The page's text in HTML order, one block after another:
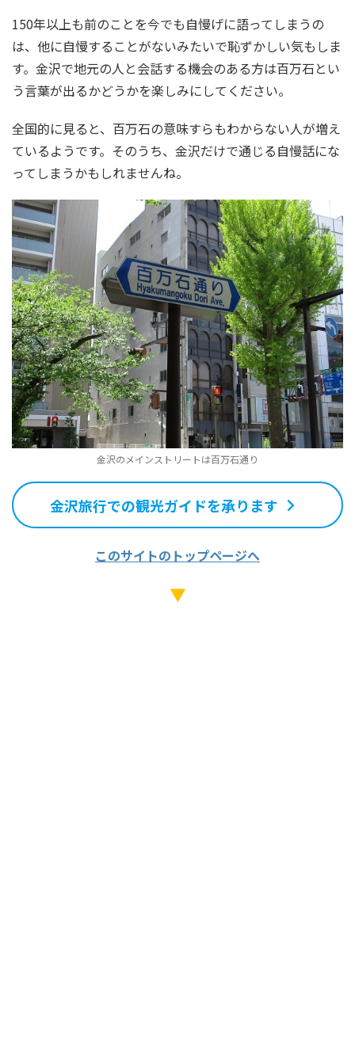
150年以上も前のことを今でも自慢げに語ってしまうの
は、他に自慢することがないみたいで恥ずかしい気もしま
す。金沢で地元の人と会話する機会のある方は百万石とい
う言葉が出るかどうかを楽しみにしてください。
全国的に見ると、百万石の意味すらもわからない人が増え
ているようです。そのうち、金沢だけで通じる自慢話にな
ってしまうかもしれませんね。
金沢のメインストリートは百万石通り
金沢旅行での観光ガイドを承ります
このサイトのトップページへ
▼